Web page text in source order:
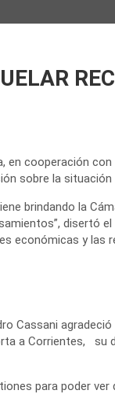
cooperación
sobre la situación
brindando la
disertó
económicas y las
Cassani
a Corrientes, su
para poder